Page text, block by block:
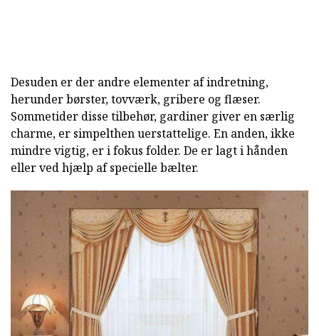
Desuden er der andre elementer af indretning,
herunder børster, tovværk, gribere og flæser.
Sommetider disse tilbehør, gardiner giver en særlig
charme, er simpelthen uerstattelige. En anden, ikke
mindre vigtig, er i fokus folder. De er lagt i hånden
eller ved hjælp af specielle bælter.